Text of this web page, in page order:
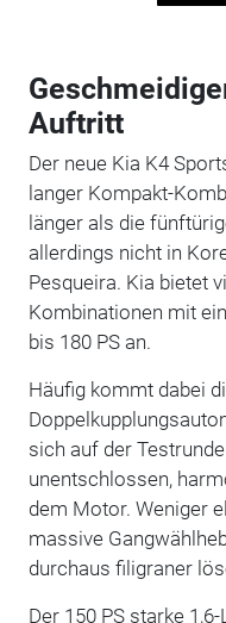
Auftritt
Der neue Kia K4
langer Kompakt-
länger als die
allerdings nicht in
Pesqueira. Kia bietet
Kombinationen mit
bis 180 PS an.
Häufig kommt dabei
sich auf der
unentschlossen,
dem Motor. Weniger
massive
durchaus filigraner
Der 150 PS starke